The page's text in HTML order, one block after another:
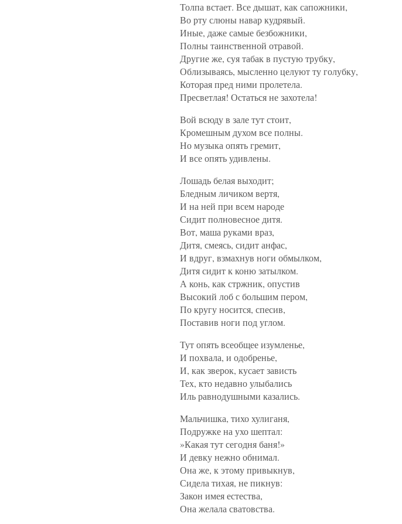
Толпа встает. Все дышат, как сапожники,
Во рту слюны навар кудрявый.
Иные, даже самые безбожники,
Полны таинственной отравой.
Другие же, суя табак в пустую трубку,
Облизываясь, мысленно целуют ту голубку,
Которая пред ними пролетела.
Пресветлая! Остаться не захотела!
Вой всюду в зале тут стоит,
Кромешным духом все полны.
Но музыка опять гремит,
И все опять удивлены.
Лошадь белая выходит;
Бледным личиком вертя,
И на ней при всем народе
Сидит полновесное дитя.
Вот, маша руками враз,
Дитя, смеясь, сидит анфас,
И вдруг, взмахнув ноги обмылком,
Дитя сидит к коню затылком.
А конь, как стржник, опустив
Высокий лоб с большим пером,
По кругу носится, спесив,
Поставив ноги под углом.
Тут опять всеобщее изумленье,
И похвала, и одобренье,
И, как зверок, кусает зависть
Тех, кто недавно улыбались
Иль равнодушными казались.
Мальчишка, тихо хулиганя,
Подружке на ухо шептал:
»Какая тут сегодня баня!»
И девку нежно обнимал.
Она же, к этому привыкнув,
Сидела тихая, не пикнув:
Закон имея естества,
Она желала сватовства.